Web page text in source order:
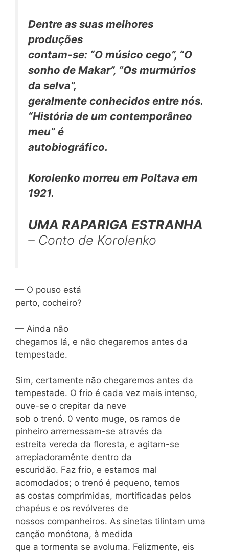
Dentre as suas melhores
produções
contam-se: “O músico cego”, “O
sonho de Makar”, “Os murmúrios
da selva”,
geralmente conhecidos entre nós.
“História de um contemporâneo
meu” é
autobiográfico.
Korolenko morreu em Poltava em
1921.
UMA RAPARIGA ESTRANHA
– Conto de Korolenko
— O pouso está
perto, cocheiro?
— Ainda não
chegamos lá, e não chegaremos antes da
tempestade.
Sim, certamente não chegaremos antes da
tempestade. O frio é cada vez mais intenso,
ouve-se o crepitar da neve
sob o trenó. 0 vento muge, os ramos de
pinheiro arremessam-se através da
estreita vereda da floresta, e agitam-se
arrepiadoramênte dentro da
escuridão. Faz frio, e estamos mal
acomodados; o trenó é pequeno, temos
as costas comprimidas, mortificadas pelos
chapéus e os revólveres de
nossos companheiros. As sinetas tilintam uma
canção monótona, à medida
que a tormenta se avoluma. Felizmente, eis